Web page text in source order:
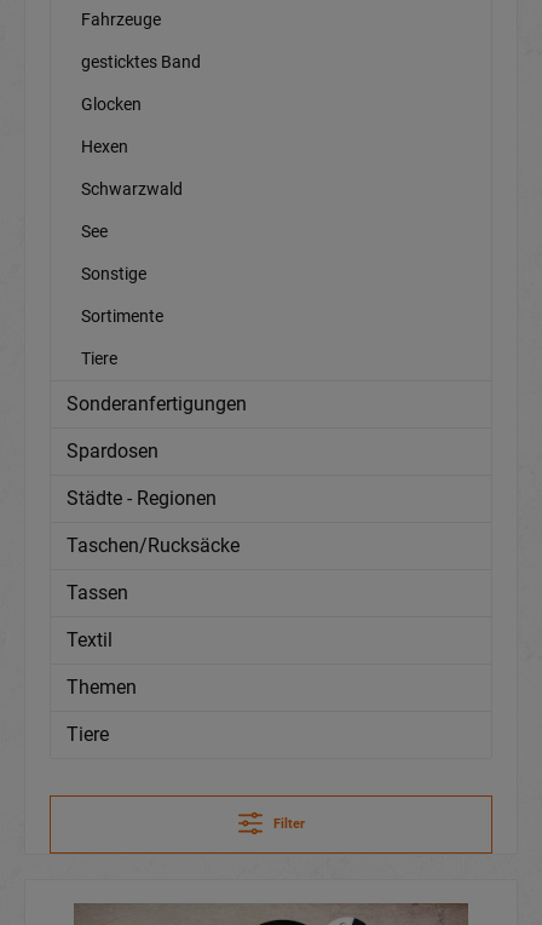
Fahrzeuge
gesticktes Band
Glocken
Hexen
Schwarzwald
See
Sonstige
Sortimente
Tiere
Sonderanfertigungen
Spardosen
Städte - Regionen
Taschen/Rucksäcke
Tassen
Textil
Themen
Tiere
Filter